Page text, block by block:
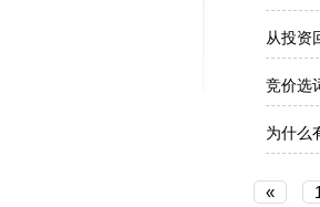
从投资
竞价选
为什么
«